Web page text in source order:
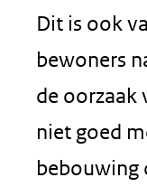
Dit is ook
bewoners
de oorzaak
niet goed
bebouwing